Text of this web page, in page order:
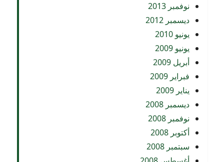
نوفمبر 2013
ديسمبر 2012
يونيو 2010
يونيو 2009
أبريل 2009
فبراير 2009
يناير 2009
ديسمبر 2008
نوفمبر 2008
أكتوبر 2008
سبتمبر 2008